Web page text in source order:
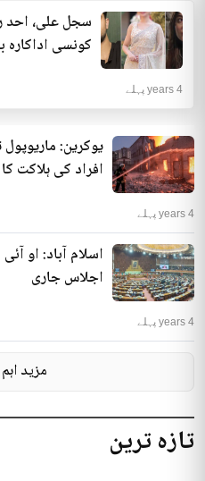
تازہ ترین
کا خدشہ ظاہر
انٹرنیشنل | 4 years پہلے
سجل علی، احد
کونسی اداکارہ
4 years پہلے
افراد کی ہلاکت
4 years پہلے
اسلام آباد: او
اجلاس جاری
4 years پہلے
مزید